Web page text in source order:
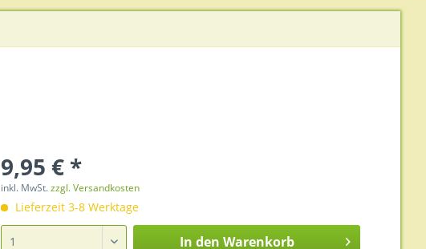
9,95 € *
inkl. MwSt.zzgl. Versandkosten
Lieferzeit 3-8 Werktage
In den Warenkorb